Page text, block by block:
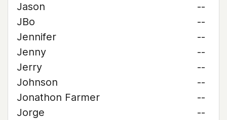
Jason
--
JBo
--
Jennifer
--
Jenny
--
Jerry
--
Johnson
--
Jonathon Farmer
--
Jorge
--